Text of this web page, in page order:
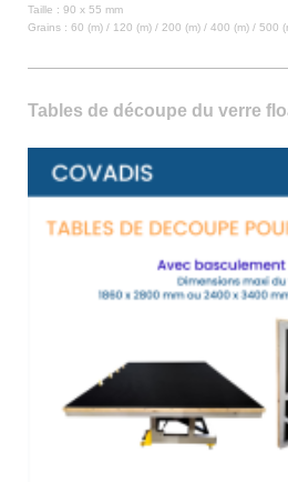
Taille : 90 x 55 mm
Grains : 60 (m) / 120 (m) / 200 (m) / 400 (m) / 500
Tables de découpe du verre